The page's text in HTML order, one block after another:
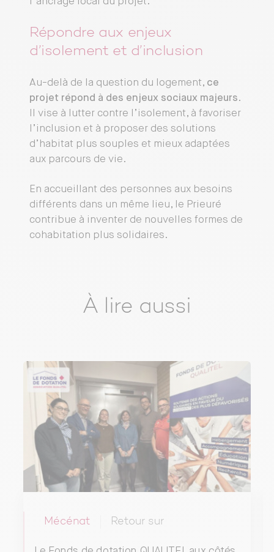
Répondre aux enjeux
d’isolement et d’inclusion
Au-delà de la question du logement, ce
projet répond à des enjeux sociaux majeurs.
Il vise à lutter contre l’isolement, à favoriser
l’inclusion et à proposer des solutions
d’habitat plus souples et mieux adaptées
aux parcours de vie.
En accueillant des personnes aux besoins
différents dans un même lieu, le Prieuré
contribue à inventer de nouvelles formes de
cohabitation plus solidaires.
À lire aussi
Mécénat Retour sur